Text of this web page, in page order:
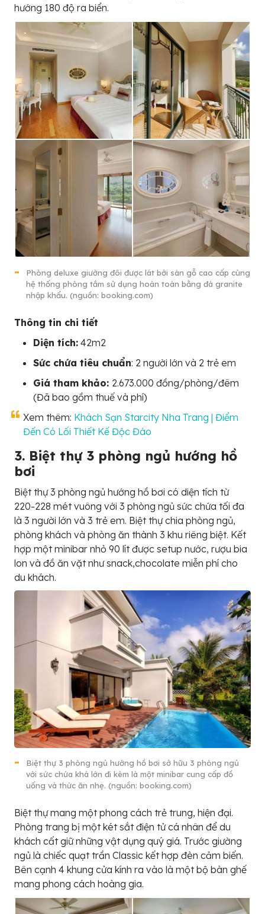
hướng 180 độ ra biển.
Phòng deluxe giường đôi được lát bởi sàn gỗ cao cấp cùng
hệ thống phòng tắm sử dụng hoàn toàn bằng đá granite
nhập khẩu. (nguồn: booking.com)
Thông tin chi tiết
Diện tích: 42m2
Sức chứa tiêu chuẩn: 2 người lớn và 2 trẻ em
Giá tham khảo: 2.673.000 đồng/phòng/đêm
(Đã bao gồm thuế và phí)
Xem thêm: Khách Sạn Starcity Nha Trang | Điểm
Đến Có Lối Thiết Kế Độc Đáo
3. Biệt thự 3 phòng ngủ hướng hồ
bơi
Biệt thự 3 phòng ngủ hướng hồ bơi có diện tích từ
220-228 mét vuông với 3 phòng ngủ sức chứa tối đa
là 3 người lớn và 3 trẻ em. Biệt thự chia phòng ngủ,
phòng khách và phòng ăn thành 3 khu riêng biệt. Kết
hợp một minibar nhỏ 90 lít được setup nước, rượu bia
lon và đồ ăn vặt như snack,chocolate miễn phí cho
du khách.
Biệt thự 3 phòng ngủ hướng hồ bơi sở hữu 3 phòng ngủ
với sức chứa khá lớn đi kèm là một minibar cung cấp đồ
uống và thức ăn nhẹ. (nguồn: booking.com)
Biệt thự mang một phong cách trẻ trung, hiện đại.
Phòng trang bị một két sắt điện tử cá nhân để du
khách cất giữ những vật dụng quý giá. Trước giường
ngủ là chiếc quạt trần Classic kết hợp đèn cảm biến.
Bên cạnh 4 khung cửa kính ra vào là một bộ bàn ghế
mang phong cách hoàng gia.